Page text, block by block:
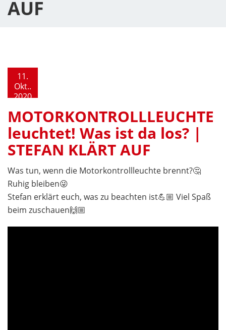
AUF
11.
Okt..
2020
MOTORKONTROLLLEUCHTE
leuchtet! Was ist da los? |
STEFAN KLÄRT AUF
Was tun, wenn die Motorkontrollleuchte brennt?🤔
Ruhig bleiben😜
Stefan erklärt euch, was zu beachten ist💪🏼 Viel Spaß
beim zuschauen🙌🏼